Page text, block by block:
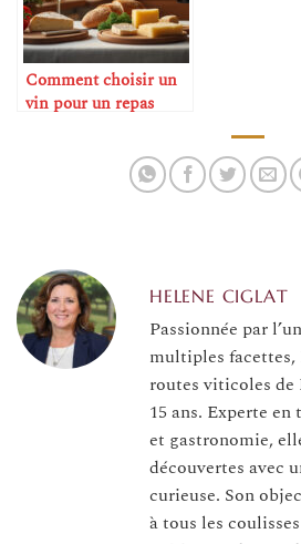
Comment choisir un
vin pour un repas
HELENE CIGLAT
Passionnée par
multiples
routes viticoles de
15 ans. Experte
et gastronomie,
découvertes avec
curieuse. Son
à tous les